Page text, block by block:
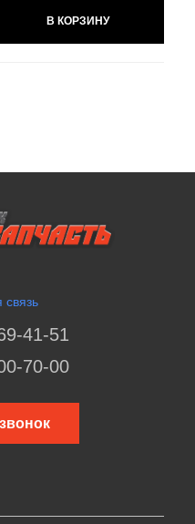
В КОРЗИНУ
связь
41-51
70-00